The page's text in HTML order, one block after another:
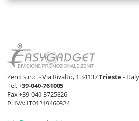
HIBISCUS
ROSA FLASH
0 pz
Zenit s.n.c. - Via Rivalto, 1 34137Trieste-
Tel.+39-040-761005-
Fax +39-040-3725826 -
P. IVA: IT01219460324 -